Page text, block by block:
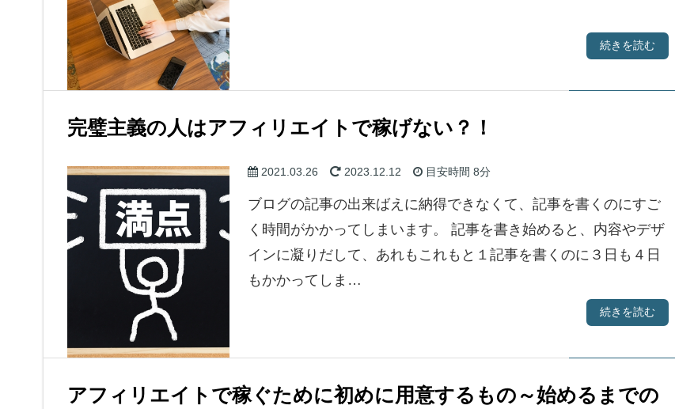
メンタル的なこと
続きを読む
完璧主義の人はアフィリエイトで稼げない？！
メンタル的なこと
2021.03.26 2023.12.12 目安時間 8分
ブログの記事の出来ばえに納得できなくて、記事を書くのにすご
く時間がかかってしまいます。 記事を書き始めると、内容やデザ
インに凝りだして、あれもこれもと１記事を書くのに３日も４日
もかかってしま…
続きを読む
アフィリエイトで稼ぐために初めに用意するもの～始めるまでの